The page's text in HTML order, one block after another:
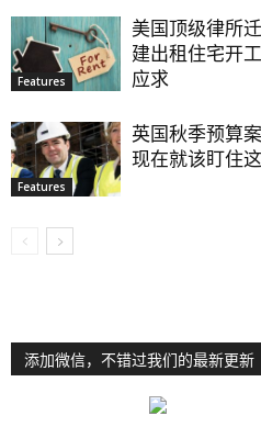
Features
美国顶级律所
建出租住宅开
应求
Features
英国秋季预算
现在就该盯住这
添加微信，不错过我们的最新更新